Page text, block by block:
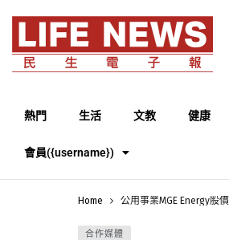
熱門 生活 文教 健康
會員({username})
Home 公用事業MGE Energy股
合作媒體